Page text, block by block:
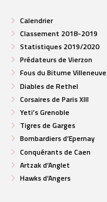
Calendrier
Classement 2018-2019
Statistiques 2019/2020
Prédateurs de Vierzon
Fous du Bitume Villeneuve
Diables de Rethel
Corsaires de Paris XIII
Yeti’s Grenoble
Tigres de Garges
Bombardiers d’Epernay
Conquérants de Caen
Artzak d’Anglet
Hawks d’Angers